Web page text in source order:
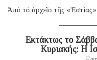
Ἀπό τό ἀρχεῖο τῆς
Eκτάκτως το
Κυριακής: Η